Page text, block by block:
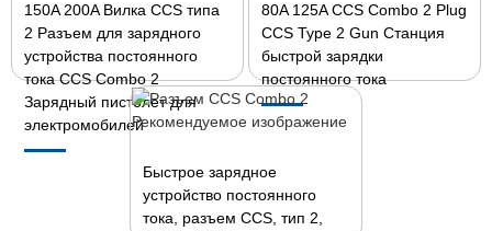
150A 200A Вилка CCS типа
2 Разъем для зарядного
устройства постоянного
тока CCS Combo 2
Зарядный пистолет для
электромобилей
80A 125A CCS Combo 2 Plug
CCS Type 2 Gun Станция
быстрой зарядки
постоянного тока
Быстрое зарядное
устройство постоянного
тока, разъем CCS, тип 2,